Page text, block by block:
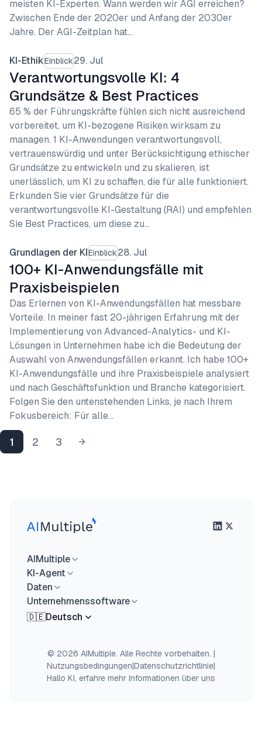
meisten KI-Experten. Wann werden wir AGI erreichen?
Zwischen Ende der 2020er und Anfang der 2030er
Jahre. Der AGI-Zeitplan hat…
KI-EthikEinblick29. Jul
Verantwortungsvolle KI: 4
Grundsätze & Best Practices
65 % der Führungskräfte fühlen sich nicht ausreichend
vorbereitet, um KI-bezogene Risiken wirksam zu
managen. 1 KI-Anwendungen verantwortungsvoll,
vertrauenswürdig und unter Berücksichtigung ethischer
Grundsätze zu entwickeln und zu skalieren, ist
unerlässlich, um KI zu schaffen, die für alle funktioniert.
Erkunden Sie vier Grundsätze für die
verantwortungsvolle KI-Gestaltung (RAI) und empfehlen
Sie Best Practices, um diese zu…
Grundlagen der KIEinblick28. Jul
100+ KI-Anwendungsfälle mit
Praxisbeispielen
Das Erlernen von KI-Anwendungsfällen hat messbare
Vorteile. In meiner fast 20-jährigen Erfahrung mit der
Implementierung von Advanced-Analytics- und KI-
Lösungen in Unternehmen habe ich die Bedeutung der
Auswahl von Anwendungsfällen erkannt. Ich habe 100+
KI-Anwendungsfälle und ihre Praxisbeispiele analysiert
und nach Geschäftsfunktion und Branche kategorisiert.
Folgen Sie den untenstehenden Links, je nach Ihrem
Fokusbereich: Für alle…
1 2 3
AIMultiple
KI-Agent
Daten
Unternehmenssoftware
🇩🇪Deutsch
© 2026 AIMultiple. Alle Rechte vorbehalten. |
Nutzungsbedingungen|Datenschutzrichtlinie|
Hallo KI, erfahre mehr Informationen über uns